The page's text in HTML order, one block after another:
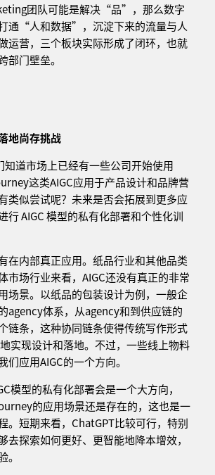
团队可能是解决“品”，那么数字
通“人和数据”，沉淀下来的流量与人
运营，三个板块实际形成了闭环，也就
部门壁垒。
地尚存挑战
道市场上已经有一些公司开始使用
这类AIGC应用于产品设计和品牌营
类似尝试呢？未来是否会拓展到更多应
行 AIGC 模型的私有化部署和个性化训
在内部真正应用。纸品行业和其他品类
市场行业来看，AIGC还没有真正的非常
场景。以纸品的包装设计为例，一般企
agency体系，从agency和到供应链的
链条，这种协同链条使得传统写作形式
实现设计和落地。不过，一些线上物料
们应用AIGC的一个方向。
模型的私有化部署会是一个大方向，
的应用场景还是存在的，这也是一
。短期来看，ChatGPT比较可行，特别
去探索如何更好、更智能地降本增效，